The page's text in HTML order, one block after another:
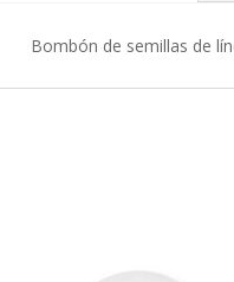
Bombón de semillas de